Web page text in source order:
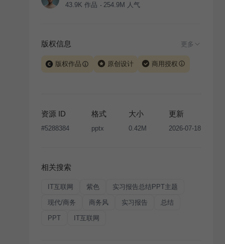
43.9K 作品 254.9M 人气
版权信息 更多
版权作品 原创设计 商用授权
版权声明
条款，禁止任何形式的转让、出售或出租，未
经投权许可任何人不得擅自转载和分发，否则将接照我
资源 ID
#5288384
格式
pptx
大小
0.42M
更新
2026-07-18
相关搜索
IT互联网 紫色 实习报告总结PPT主题
现代/商务 商务风 实习报告 总结
PPT IT互联网